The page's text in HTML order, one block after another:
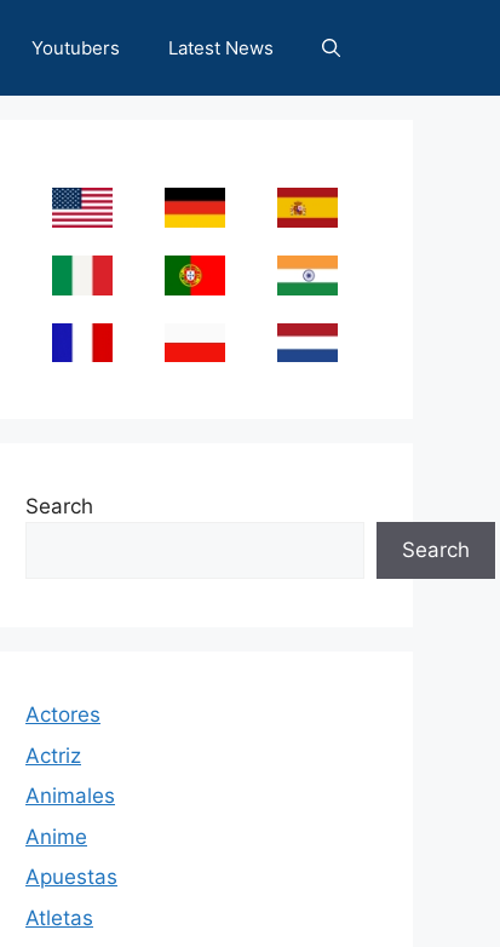
Youtubers Latest News
Search
Search
Actores
Actriz
Animales
Anime
Apuestas
Atletas